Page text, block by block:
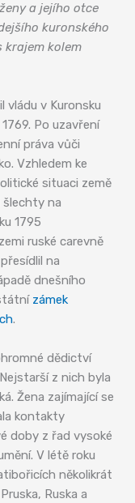
a jejího otce
kuronského
krajem kolem
vládu v Kuronsku
Po uzavření
práva vůči
Vzhledem ke
situaci země
šlechty na
1795
ruské carevně
na
dnešního
zámek
.
dědictví
z nich byla
Žena zajímající se
kontakty
doby z řad vysoké
V létě roku
několikrát
Ruska a